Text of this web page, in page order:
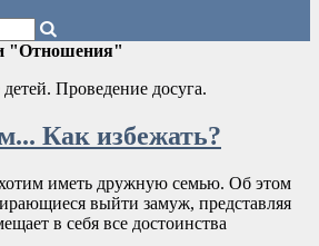
"Отношения"
Проведение досуга.
Как избежать?
иметь дружную семью. Об этом
выйти замуж, представляя
в себя все достоинства